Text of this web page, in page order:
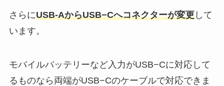
さらにUSB-AからUSB−Cへコネクターが変更して
います。
モバイルバッテリーなど入力がUSB−Cに対応して
るものなら両端がUSB−Cのケーブルで対応できま